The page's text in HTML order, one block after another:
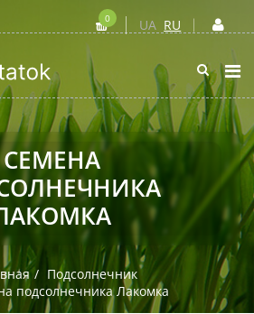
UA RU
0
СЕМЕНА
Подсолнечник
подсолнечника Лакомка